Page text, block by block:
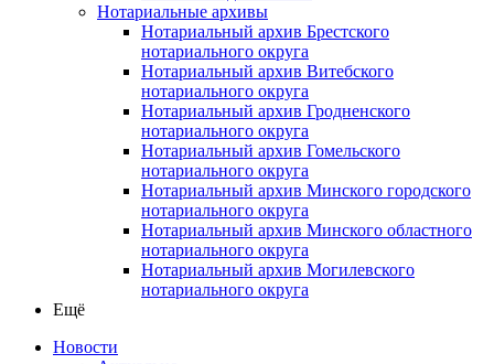
Нотариальные архивы
Нотариальный архив Брестского
нотариального округа
Нотариальный архив Витебского
нотариального округа
Нотариальный архив Гродненского
нотариального округа
Нотариальный архив Гомельского
нотариального округа
Нотариальный архив Минского городского
нотариального округа
Нотариальный архив Минского областного
нотариального округа
Нотариальный архив Могилевского
нотариального округа
Ещё
Новости